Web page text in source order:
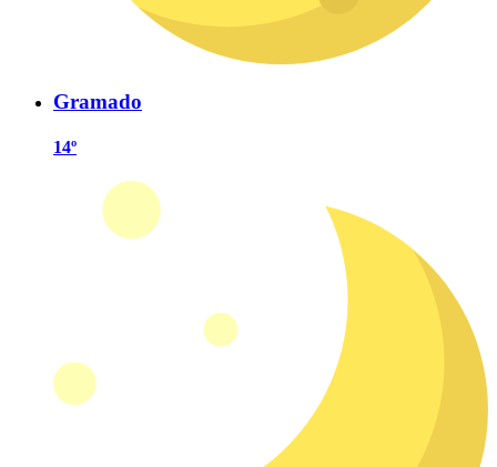
Gramado
14º